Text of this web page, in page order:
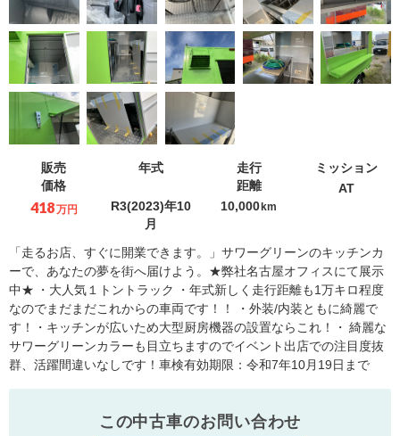
販売
価格
418万円
年式
R3(2023)年10
月
走行
距離
10,000 km
ミッション
AT
「走るお店、すぐに開業できます。」サワーグリーンのキッチンカ
ーで、あなたの夢を街へ届けよう。★弊社名古屋オフィスにて展示
中★ ・大人気１トントラック ・年式新しく走行距離も1万キロ程度
なのでまだまだこれからの車両です！！ ・外装/内装ともに綺麗で
す！・キッチンが広いため大型厨房機器の設置ならこれ！・ 綺麗な
サワーグリーンカラーも目立ちますのでイベント出店での注目度抜
群、活躍間違いなしです！車検有効期限：令和7年10月19日まで
この中古車のお問い合わせ